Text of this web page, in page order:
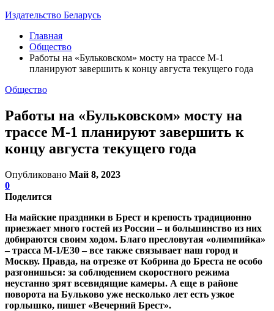
Издательство Беларусь
Главная
Общество
Работы на «Бульковском» мосту на трассе М-1
планируют завершить к концу августа текущего года
Общество
Работы на «Бульковском» мосту на
трассе М-1 планируют завершить к
концу августа текущего года
Опубликовано Май 8, 2023
0
Поделится
На майские праздники в Брест и крепость традиционно
приезжает много гостей из России – и большинство из них
добираются своим ходом. Благо пресловутая «олимпийка»
– трасса М-1/Е30 – все также связывает наш город и
Москву. Правда, на отрезке от Кобрина до Бреста не особо
разгонишься: за соблюдением скоростного режима
неустанно зрят всевидящие камеры. А еще в районе
поворота на Бульково уже несколько лет есть узкое
горлышко, пишет «Вечерний Брест».